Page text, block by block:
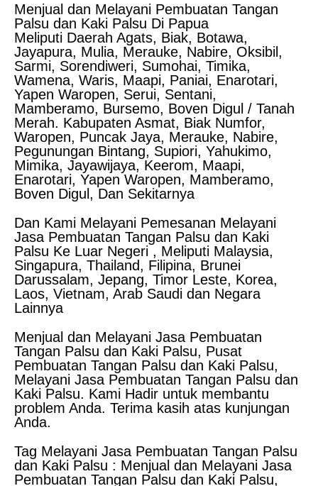
Menjual dan Melayani Pembuatan Tangan
Palsu dan Kaki Palsu Di Papua
Meliputi Daerah Agats, Biak, Botawa,
Jayapura, Mulia, Merauke, Nabire, Oksibil,
Sarmi, Sorendiweri, Sumohai, Timika,
Wamena, Waris, Maapi, Paniai, Enarotari,
Yapen Waropen, Serui, Sentani,
Mamberamo, Bursemo, Boven Digul / Tanah
Merah. Kabupaten Asmat, Biak Numfor,
Waropen, Puncak Jaya, Merauke, Nabire,
Pegunungan Bintang, Supiori, Yahukimo,
Mimika, Jayawijaya, Keerom, Maapi,
Enarotari, Yapen Waropen, Mamberamo,
Boven Digul, Dan Sekitarnya
Dan Kami Melayani Pemesanan Melayani
Jasa Pembuatan Tangan Palsu dan Kaki
Palsu Ke Luar Negeri , Meliputi Malaysia,
Singapura, Thailand, Filipina, Brunei
Darussalam, Jepang, Timor Leste, Korea,
Laos, Vietnam, Arab Saudi dan Negara
Lainnya
Menjual dan Melayani Jasa Pembuatan
Tangan Palsu dan Kaki Palsu, Pusat
Pembuatan Tangan Palsu dan Kaki Palsu,
Melayani Jasa Pembuatan Tangan Palsu dan
Kaki Palsu. Kami Hadir untuk membantu
problem Anda. Terima kasih atas kunjungan
Anda.
Tag Melayani Jasa Pembuatan Tangan Palsu
dan Kaki Palsu : Menjual dan Melayani Jasa
Pembuatan Tangan Palsu dan Kaki Palsu,